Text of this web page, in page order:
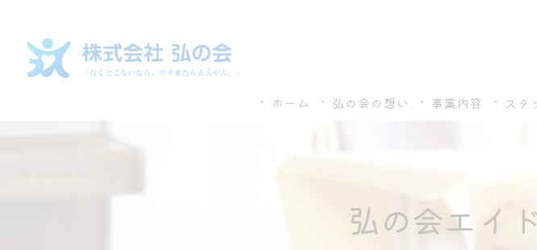
ホーム 弘の会の想い 事業内容 スタ
弘の会エイ